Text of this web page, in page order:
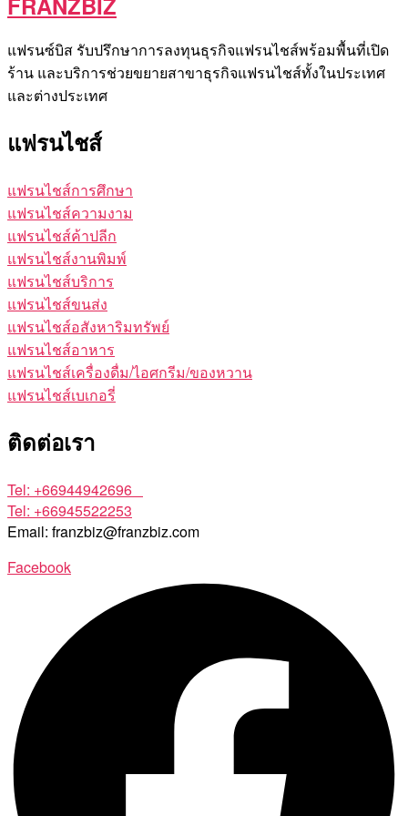
แฟรนซ์บิส รับปรึกษาการลงทุนธุรกิจแฟรนไชส์พร้อมพื้นที่เปิด
ร้าน และบริการช่วยขยายสาขาธุรกิจแฟรนไชส์ทั้งในประเทศ
และต่างประเทศ
แฟรนไชส์
แฟรนไชส์การศึกษา
แฟรนไชส์ความงาม
แฟรนไชส์ค้าปลีก
แฟรนไชส์งานพิมพ์
แฟรนไชส์บริการ
แฟรนไชส์ขนส่ง
แฟรนไชส์อสังหาริมทรัพย์
แฟรนไชส์อาหาร
แฟรนไชส์เครื่องดื่ม/ไอศกรีม/ของหวาน
แฟรนไชส์เบเกอรี่
ติดต่อเรา
Tel: +66944942696
Tel: +66945522253
Email: franzbiz@franzbiz.com
Facebook